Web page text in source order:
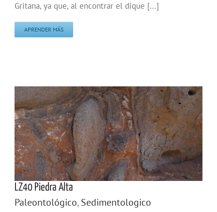
Gritana, ya que, al encontrar el dique [...]
APRENDER MÁS
LZ40 Piedra Alta
Paleontológico,Sedimentologico